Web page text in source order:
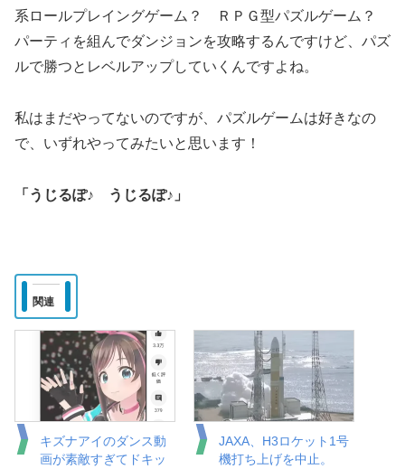
系ロールプレイングゲーム？ ＲＰＧ型パズルゲーム？
パーティを組んでダンジョンを攻略するんですけど、パズ
ルで勝つとレベルアップしていくんですよね。
私はまだやってないのですが、パズルゲームは好きなの
で、いずれやってみたいと思います！
「うじるぽ♪ うじるぽ♪」
関連
キズナアイのダンス動
画が素敵すぎてドキッ
JAXA、H3ロケット1号
機打ち上げを中止。